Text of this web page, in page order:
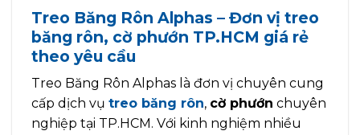
Treo Băng Rôn Alphas – Đơn vị treo
băng rôn, cờ phướn TP.HCM giá rẻ
theo yêu cầu
Treo Băng Rôn Alphas là đơn vị chuyên cung
cấp dịch vụ treo băng rôn, cờ phướn chuyên
nghiệp tại TP.HCM. Với kinh nghiệm nhiều